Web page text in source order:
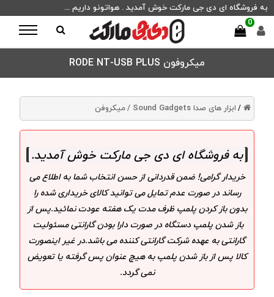
به فروشگاه ای دی جی مارکت خوش آمدید . هواتونو داریم ...
0
میکروفون RODE NT-USB PLUS
/ ابزار های صدا Sound Gadgets / میکروفن
به فروشگاه ای دی جی مارکت خوش آمدید.
خریدار گرامی! ضمن قدردانی از حسن انتخاب شما به اطلاع می
رساند در صورت عدم تمایل می توانید کالای خریداری شده را
بدون باز کردن پلمپ ظرف مدت یک هفته عودت نمائید.پس از
باز شدن پلمپ دستگاه در صورت دارا بودن گارانتی مسئولیت
گارانتی به عهده شرکت گارانتی کننده می باشد.در غیر اینصورت
کالا پس از باز شدن پلمپ به هیچ عنوان پس گرفته یا تعویض
نمی گردد.